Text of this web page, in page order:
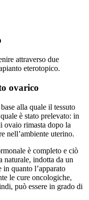
attraverso due
eterotopico.
ovarico
alla quale il tessuto
è stato prelevato: in
ovaio rimasta dopo la
nell’ambiente uterino.
è completo e ciò
naturale, indotta da un
in quanto l’apparato
le cure oncologiche,
può essere in grado di